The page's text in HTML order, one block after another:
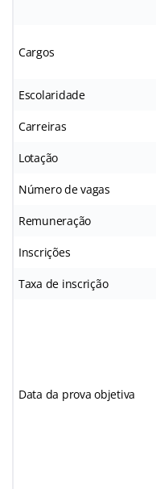
Cargos
Escolaridade
Carreiras
Lotação
Número de vagas
Remuneração
Inscrições
Taxa de inscrição
Data da prova objetiva